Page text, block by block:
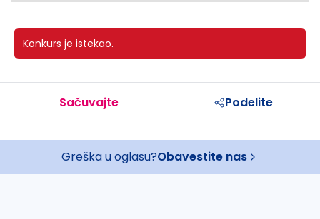
Konkurs je istekao.
Sačuvajte Podelite
Greška u oglasu?Obavestite nas